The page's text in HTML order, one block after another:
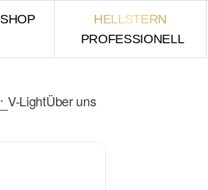
SHOP
HELLSTERN
PROFESSIONELL
V-LightÜber uns